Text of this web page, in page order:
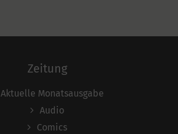
Zeitung
Aktuelle Monatsausgabe
Audio
Comics